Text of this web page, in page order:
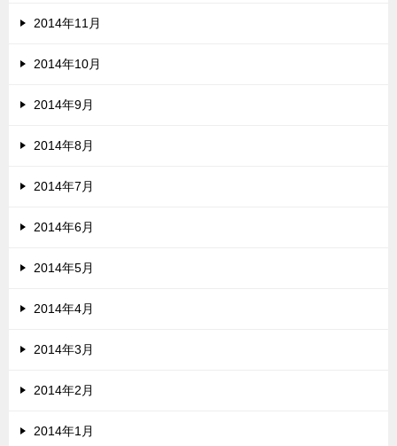
2014年11月
2014年10月
2014年9月
2014年8月
2014年7月
2014年6月
2014年5月
2014年4月
2014年3月
2014年2月
2014年1月